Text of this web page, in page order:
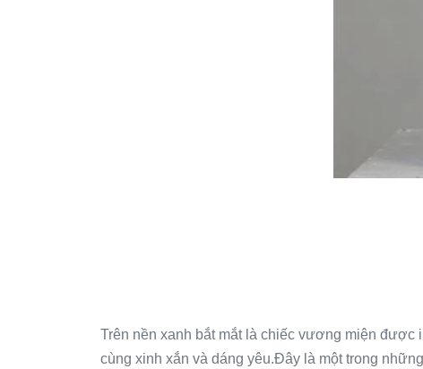
Trên nền xanh bắt mắt là chiếc vương miện
cùng xinh xắn và dáng yêu.Đây là một trong